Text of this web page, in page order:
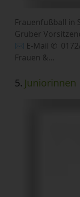
Frauenfußball in
Gruber
✉︎ E-Mail ✆ 0172/
Frauen &…
5. Juniorinnen